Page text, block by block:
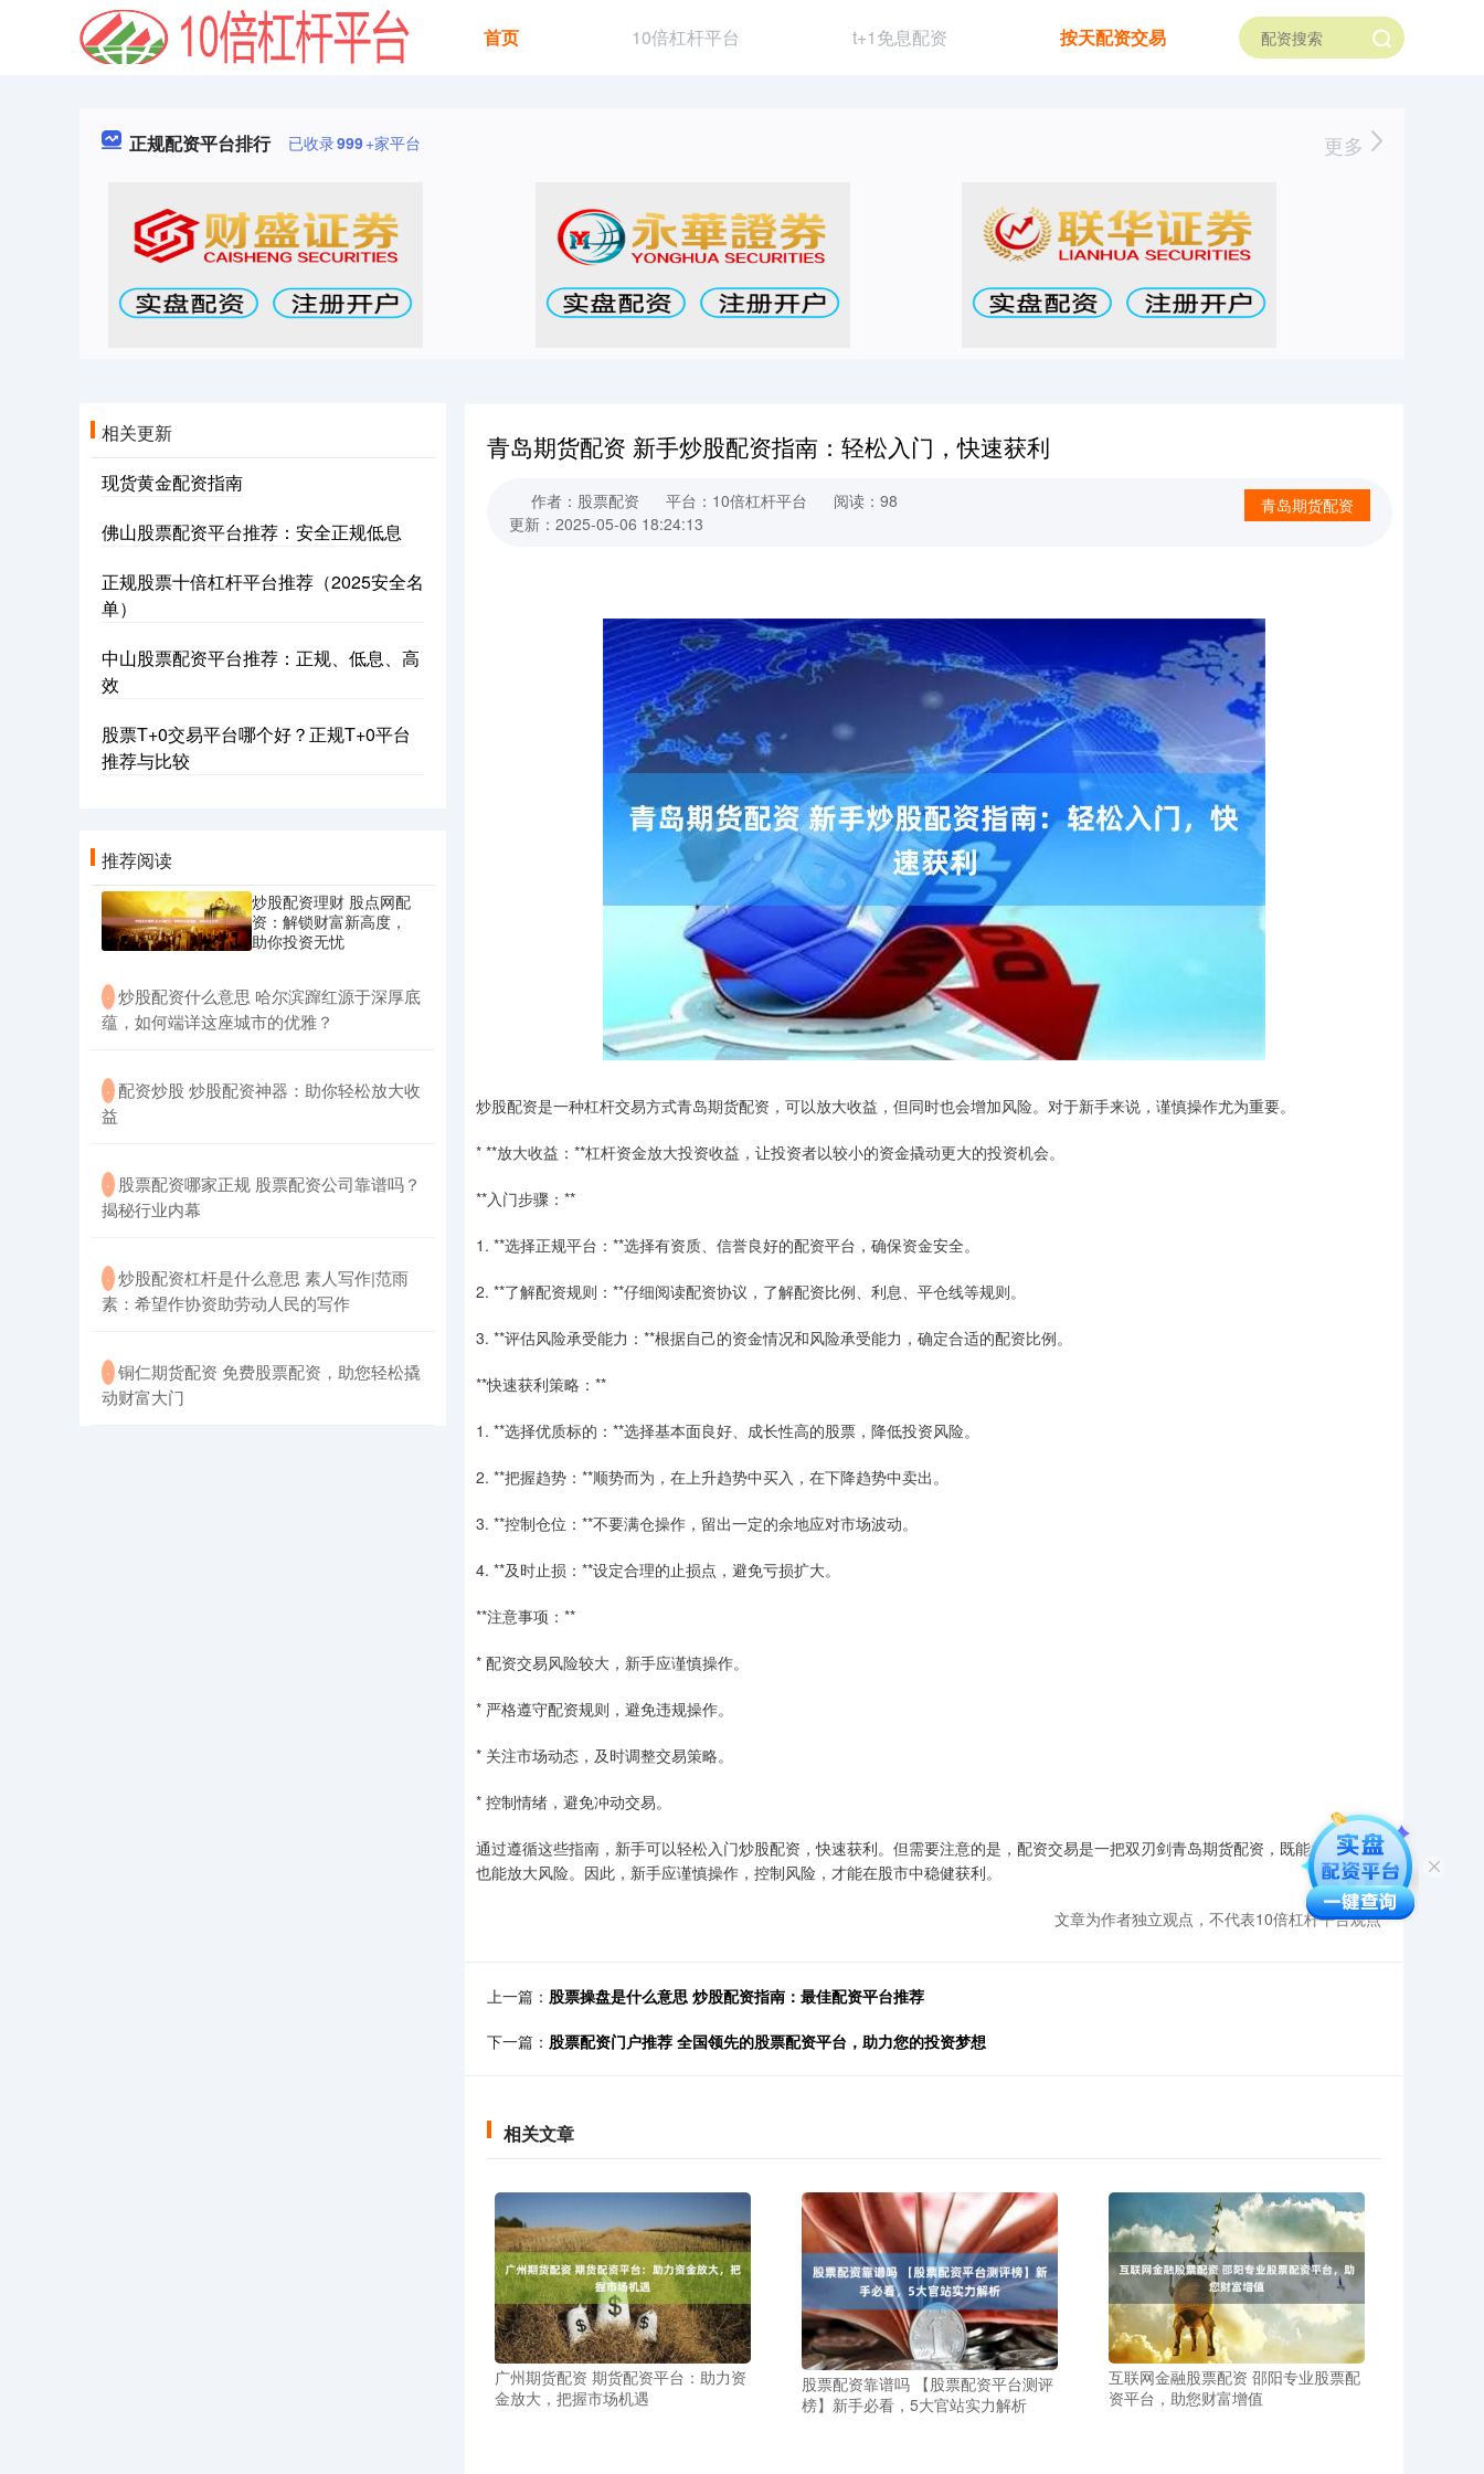
首页 10倍杠杆平台 t+1免息配资 按天配资交易
正规配资平台排行 已收录999+家平台 更多
青岛期货配资 新手炒股配资指南：轻松入门，快速获利
青岛期货配资
作者：股票配资 平台：10倍杠杆平台
阅读：98
更新：2025-05-06 18:24:13
炒股配资是一种杠杆交易方式青岛期货配资，可以放大收益，但同时也会增加风险。对于新手来说，谨慎操作尤为重要。
* **放大收益：**杠杆资金放大投资收益，让投资者以较小的资金撬动更大的投资机会。
**入门步骤：**
1. **选择正规平台：**选择有资质、信誉良好的配资平台，确保资金安全。
2. **了解配资规则：**仔细阅读配资协议，了解配资比例、利息、平仓线等规则。
3. **评估风险承受能力：**根据自己的资金情况和风险承受能力，确定合适的配资比例。
**快速获利策略：**
1. **选择优质标的：**选择基本面良好、成长性高的股票，降低投资风险。
2. **把握趋势：**顺势而为，在上升趋势中买入，在下降趋势中卖出。
3. **控制仓位：**不要满仓操作，留出一定的余地应对市场波动。
4. **及时止损：**设定合理的止损点，避免亏损扩大。
**注意事项：**
* 配资交易风险较大，新手应谨慎操作。
* 严格遵守配资规则，避免违规操作。
* 关注市场动态，及时调整交易策略。
* 控制情绪，避免冲动交易。
通过遵循这些指南，新手可以轻松入门炒股配资，快速获利。但需要注意的是，配资交易是一把双刃剑青岛期货配资，既能放大收益，
也能放大风险。因此，新手应谨慎操作，控制风险，才能在股市中稳健获利。
文章为作者独立观点，不代表10倍杠杆平台观点
上一篇： 股票操盘是什么意思 炒股配资指南：最佳配资平台推荐
下一篇： 股票配资门户推荐 全国领先的股票配资平台，助力您的投资梦想
相关文章
广州期货配资 期货配资平台：助力资
金放大，把握市场机遇
股票配资靠谱吗 【股票配资平台测评
榜】新手必看，5大官站实力解析
互联网金融股票配资 邵阳专业股票配
资平台，助您财富增值
相关更新
现货黄金配资指南
佛山股票配资平台推荐：安全正规低息
正规股票十倍杠杆平台推荐（2025安全名
单）
中山股票配资平台推荐：正规、低息、高
效
股票T+0交易平台哪个好？正规T+0平台
推荐与比较
推荐阅读
炒股配资理财 股点网配
资：解锁财富新高度，
助你投资无忧
· ​炒股配资什么意思 哈尔滨蹿红源于深厚底
蕴，如何端详这座城市的优雅？
· ​配资炒股 炒股配资神器：助你轻松放大收
益
· ​股票配资哪家正规 股票配资公司靠谱吗？
揭秘行业内幕
· ​炒股配资杠杆是什么意思 素人写作|范雨
素：希望作协资助劳动人民的写作
· ​铜仁期货配资 免费股票配资，助您轻松撬
动财富大门